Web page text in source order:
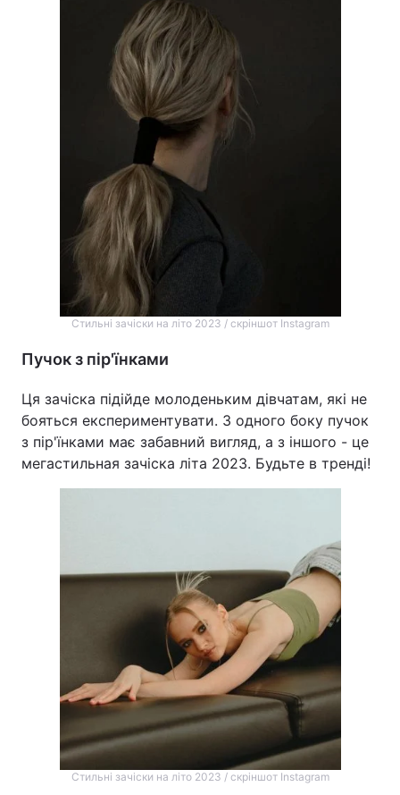
Стильні зачіски на літо 2023 / скріншот Instagram
Пучок з пір'їнками
Ця зачіска підійде молоденьким дівчатам, які не
бояться експериментувати. З одного боку пучок
з пір'їнками має забавний вигляд, а з іншого - це
мегастильная зачіска літа 2023. Будьте в тренді!
Стильні зачіски на літо 2023 / скріншот Instagram